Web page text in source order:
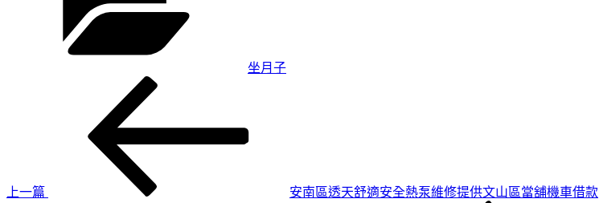
坐月子
上一篇 安南區透天舒適安全熱泵維修提供文山區當舖機車借款